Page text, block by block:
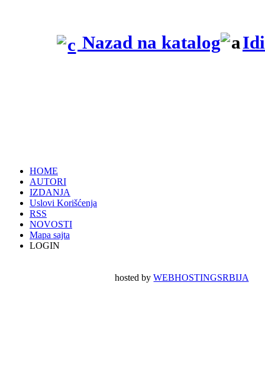
Nazad na katalog
HOME
AUTORI
IZDANJA
Uslovi Korišćenja
RSS
NOVOSTI
Mapa sajta
LOGIN
hosted byWEBHOSTINGSRBIJA